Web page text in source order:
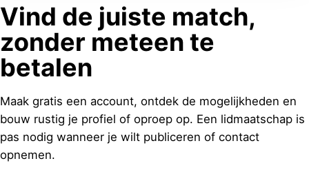
Vind de juiste match,
zonder meteen te
betalen
Maak gratis een account, ontdek de mogelijkheden en
bouw rustig je profiel of oproep op. Een lidmaatschap is
pas nodig wanneer je wilt publiceren of contact
opnemen.